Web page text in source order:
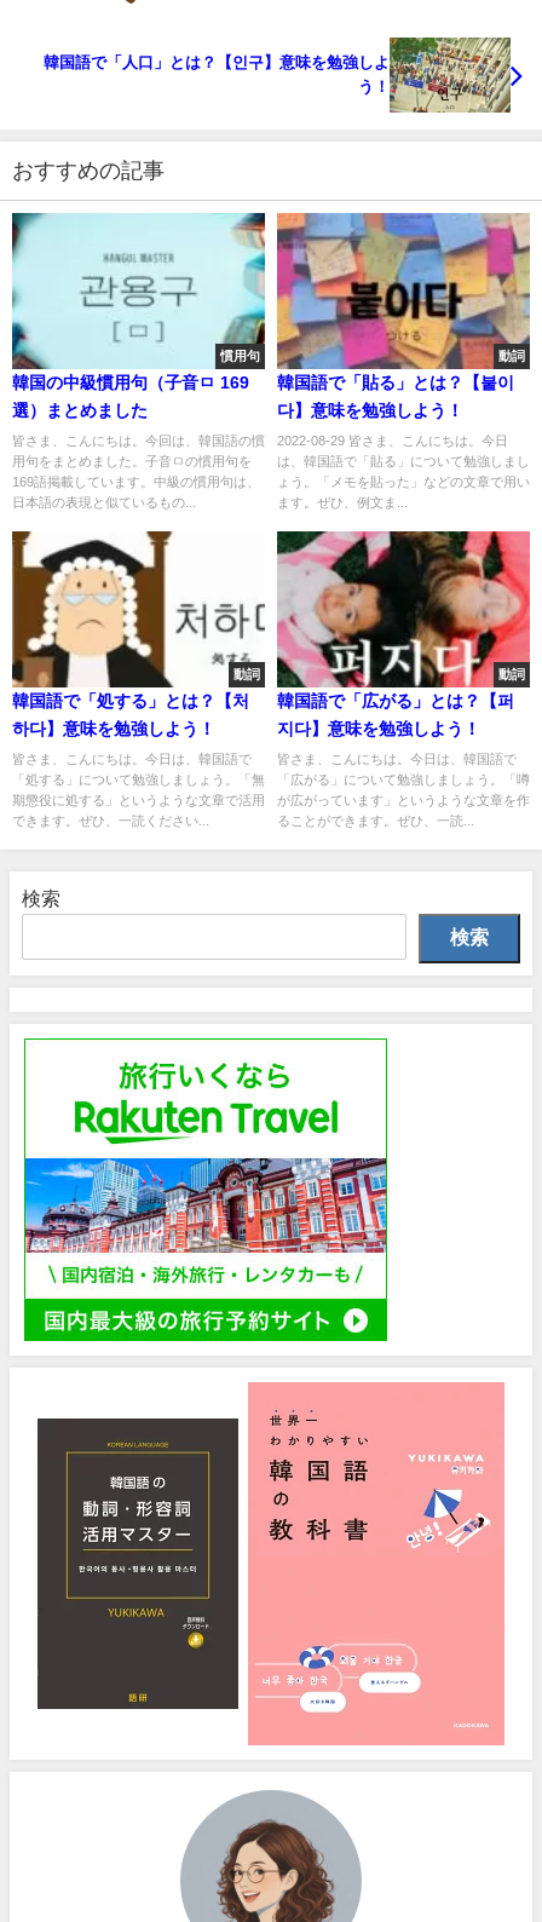
韓国語で「人口」とは？【인구】意味を勉強しよ
う！
おすすめの記事
慣用句
韓国の中級慣用句（子音ㅁ 169
選）まとめました
皆さま、こんにちは。今回は、韓国語の慣
用句をまとめました。子音ㅁの慣用句を
169語掲載しています。中級の慣用句は、
日本語の表現と似ているもの...
動詞
韓国語で「貼る」とは？【붙이
다】意味を勉強しよう！
2022-08-29 皆さま、こんにちは。今日
は、韓国語で「貼る」について勉強しまし
ょう。「メモを貼った」などの文章で用い
ます。ぜひ、例文ま...
動詞
韓国語で「処する」とは？【처
하다】意味を勉強しよう！
皆さま、こんにちは。今日は、韓国語で
「処する」について勉強しましょう。「無
期懲役に処する」というような文章で活用
できます。ぜひ、一読ください...
動詞
韓国語で「広がる」とは？【퍼
지다】意味を勉強しよう！
皆さま、こんにちは。今日は、韓国語で
「広がる」について勉強しましょう。「噂
が広がっています」というような文章を作
ることができます。ぜひ、一読...
検索
検索